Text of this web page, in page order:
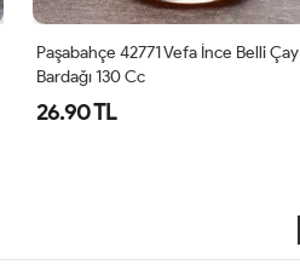
Paşabahçe 42771 Vefa İnce Belli Çay
Bardağı 130 Cc
26.90 TL